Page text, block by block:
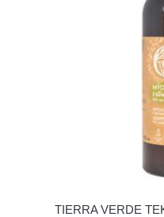
TIERRA VERDE